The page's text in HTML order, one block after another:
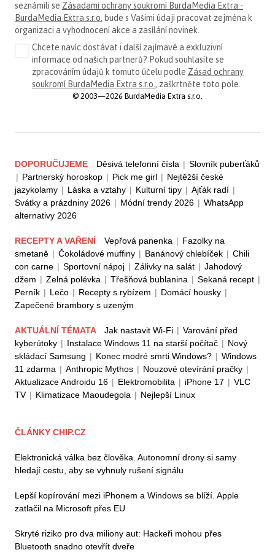
seznámili se Zásadami ochrany soukromí BurdaMedia Extra -
BurdaMedia Extra s.r.o. bude s Vašimi údaji pracovat zejména k
organizaci a vyhodnocení akce a zasílání novinek.
Chcete navíc dostávat i další zajímavé a exkluzivní
informace od našich partnerů? Pokud souhlasíte se
zpracováním údajů k tomuto účelu podle Zásad ochrany
soukromí BurdaMedia Extra s.r.o., zaškrtněte toto pole.
© 2003—2026 BurdaMedia Extra s.r.o.
DOPORUČUJEME Děsivá telefonní čísla | Slovník puberťáků
| Partnerský horoskop | Pick me girl | Nejtěžší české
jazykolamy | Láska a vztahy | Kulturní tipy | Ajťák radí |
Svátky a prázdniny 2026 | Módní trendy 2026 | WhatsApp
alternativy 2026
RECEPTY A VAŘENÍ Vepřová panenka | Fazolky na
smetaně | Čokoládové muffiny | Banánový chlebíček | Chili
con carne | Sportovní nápoj | Zálivky na salát | Jahodový
džem | Zelná polévka | Třešňová bublanina | Sekaná recept |
Perník | Lečo | Recepty s rybízem | Domácí housky |
Zapečené brambory s uzeným
AKTUÁLNÍ TÉMATA Jak nastavit Wi-Fi | Varování před
kyberútoky | Instalace Windows 11 na starší počítač | Nový
skládací Samsung | Konec modré smrti Windows? | Windows
11 zdarma | Anthropic Mythos | Nouzové otevírání pračky |
Aktualizace Androidu 16 | Elektromobilita | iPhone 17 | VLC
TV | Klimatizace Maoudegola | Nejlepší Linux
ČLÁNKY CHIP.CZ
Elektronická válka bez člověka. Autonomní drony si samy
hledají cestu, aby se vyhnuly rušení signálu
Lepší kopírování mezi iPhonem a Windows se blíží. Apple
zatlačil na Microsoft přes EU
Skryté riziko pro dva miliony aut: Hackeři mohou přes
Bluetooth snadno otevřít dveře